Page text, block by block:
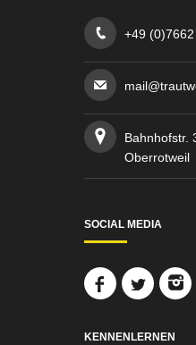
+49
Bahnhofstr.
Oberrotweil
SOCIAL MEDIA
KENNENLERNEN